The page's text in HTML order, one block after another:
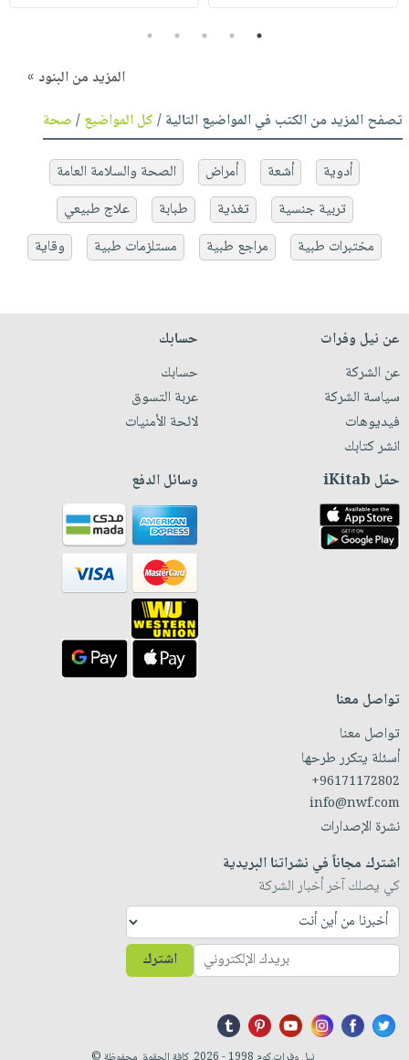
1
2
3
4
5
المزيد من البنود »
تصفح المزيد من الكتب في المواضيع التالية /كل المواضيع/صحة
أدوية أشعة أمراض
الصحة والسلامة العامة
تربية جنسية
تغذية طبابة
علاج طبيعي
مختبرات طبية
مراجع طبية مستلزمات طبية وقاية
عن نيل وفرات
عن الشركة
سياسة الشركة
فيديوهات
انشر كتابك
حسابك
حسابك
عربة التسوق
لائحة الأمنيات
حمّل iKitab وسائل الدفع
تواصل معنا
تواصل معنا
أسئلة يتكرر طرحها
+96171172802
info@nwf.com
نشرة الإصدارات
اشترك مجاناً في نشراتنا البريدية
كي يصلك آخر أخبار الشركة
اشترك